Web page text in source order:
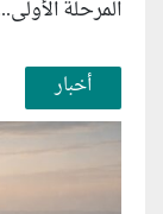
المرحلة
أخبار